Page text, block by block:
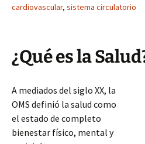
cardiovascular, sistema circulatorio
¿Qué es la
A mediados del siglo XX, la
OMS definió la salud como
el estado de completo
bienestar físico, mental y